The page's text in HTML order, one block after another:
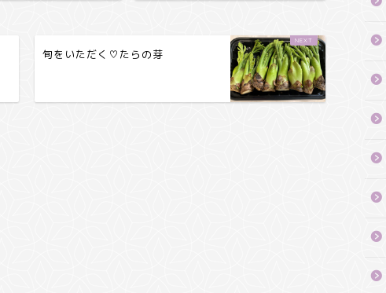
旬をいただく♡たらの芽